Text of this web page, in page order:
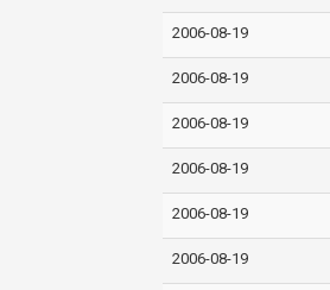
2006-08-19
2006-08-19
2006-08-19
2006-08-19
2006-08-19
2006-08-19